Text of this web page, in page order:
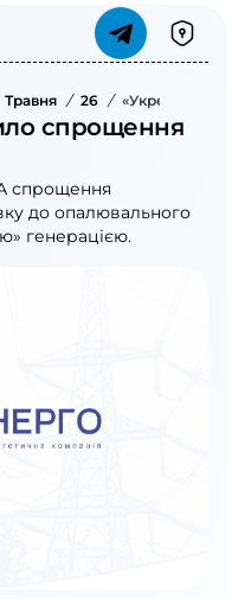
Травня / 26 / «Укренерго»
спрощення
спрощення
до опалювального
генерацією.